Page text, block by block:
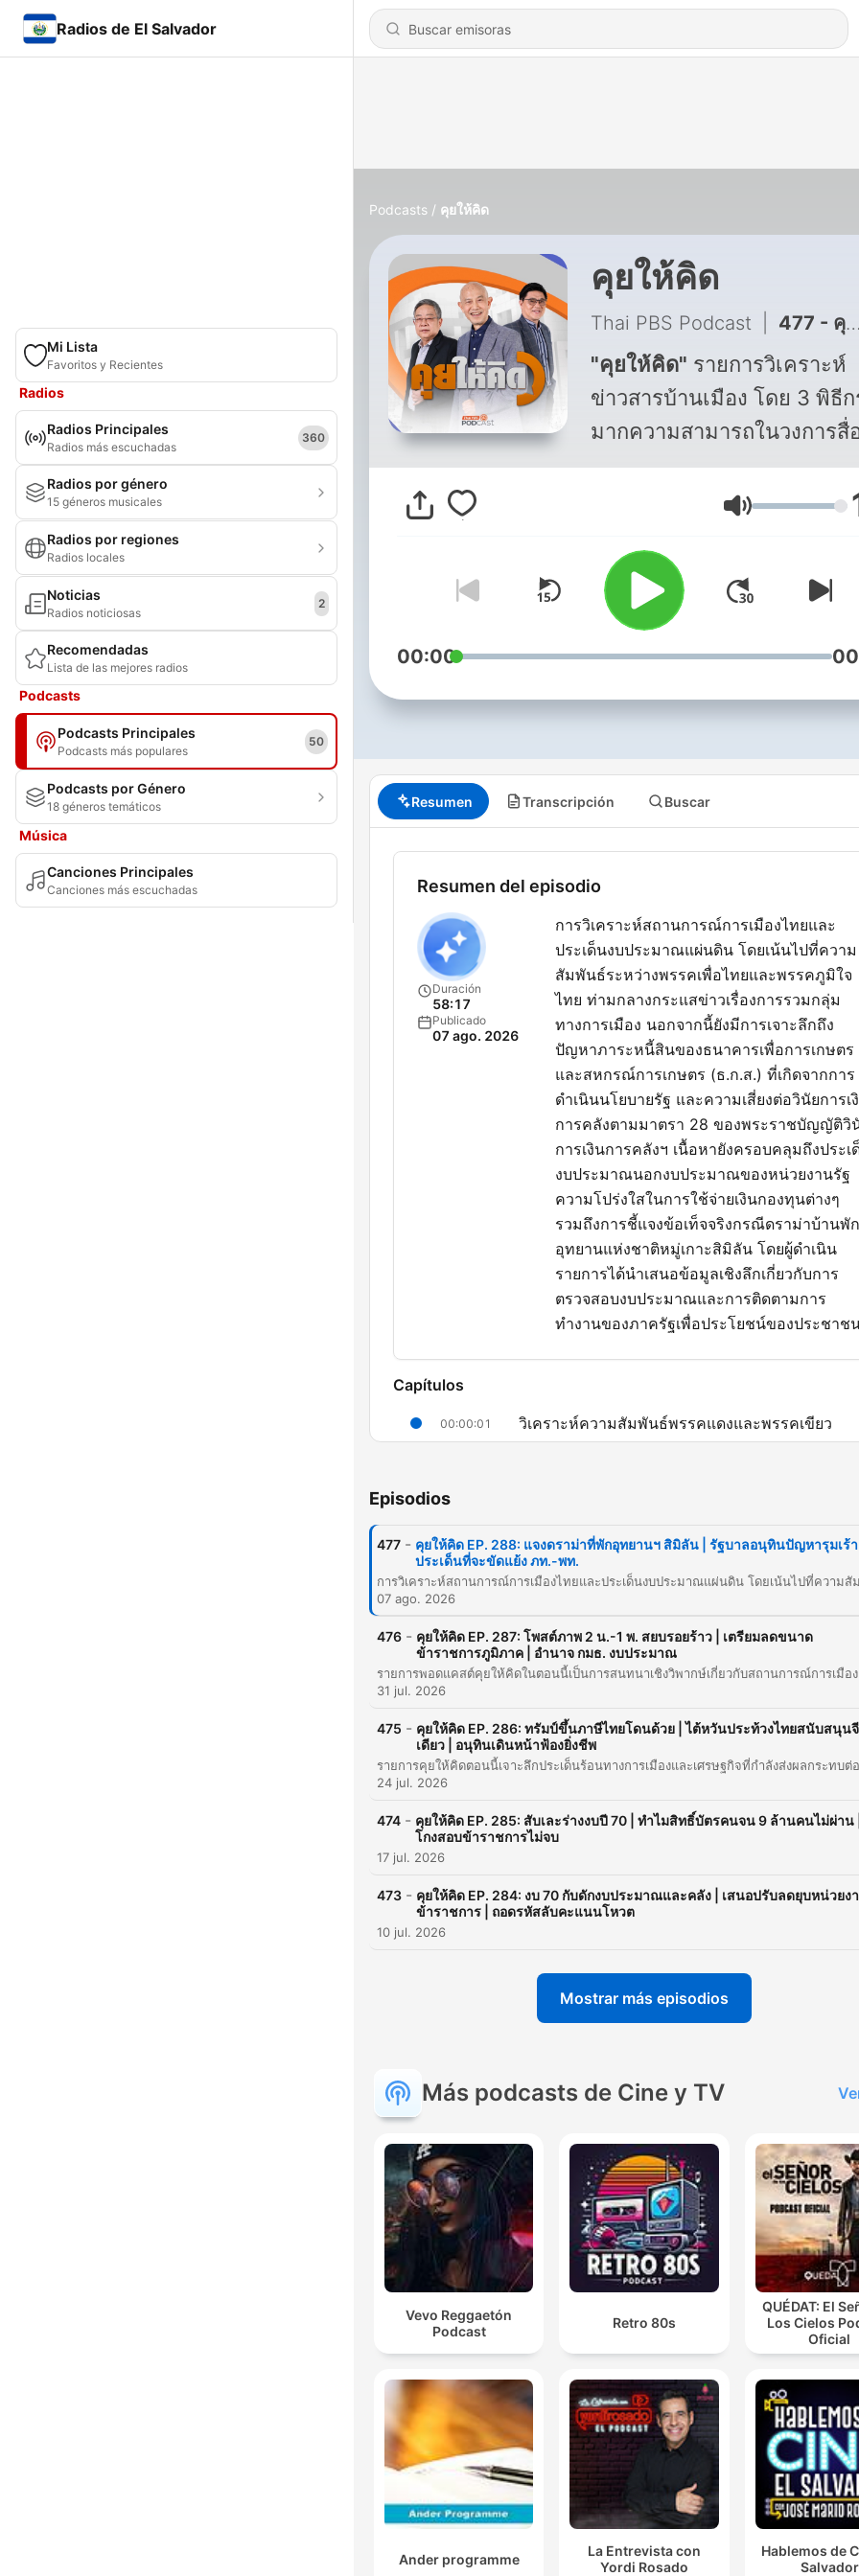
Radios de El Salvador
Mi Lista
Favoritos y Recientes
Radios
Radios Principales
Radios más escuchadas
360
Radios por género
15 géneros musicales
Radios por regiones
Radios locales
Noticias
Radios noticiosas
2
Recomendadas
Lista de las mejores radios
Podcasts
Podcasts Principales
Podcasts más populares
50
Podcasts por Género
18 géneros temáticos
Música
Canciones Principales
Canciones más escuchadas
Podcasts คุยให้คิด
คุยให้คิด
Thai PBS Podcast 477 - คุยให้คิด EP. 288: แจงดราม่าที่พักอุทยานฯ สิมิลัน | รัฐบาลอนุทินปัญหารุมเร้า | ประเด็นที่จะขัดแย้ง ภท.-พท.
"คุยให้คิด" รายการวิเคราะห์
ข่าวสารบ้านเมือง โดย 3 พิธีก
มากความสามารถในวงการสื่
สุทธิชัย หยุ่น, วีระ ธีรภัทร
วิสุทธิ์ คมวัชรพงศ์กับการ
ด้านและเข้มข้นทั้งเรื่องการเมื
เศรษฐกิจ, สังคมในและต่าง
ประเทศ และย่อยข้อมูลต่าง ๆ
เข้าใจง่าย
Volumen
00:00
Resumen Transcripción Buscar
Resumen del episodio
Duración
58:17
Publicado
07 ago. 2026
การวิเคราะห์สถานการณ์การเมืองไทยและ
ประเด็นงบประมาณแผ่นดิน โดยเน้นไปที่ความ
สัมพันธ์ระหว่างพรรคเพื่อไทยและพรรคภูมิใจ
ไทย ท่ามกลางกระแสข่าวเรื่องการรวมกลุ่ม
ทางการเมือง นอกจากนี้ยังมีการเจาะลึกถึง
ปัญหาภาระหนี้สินของธนาคารเพื่อการเกษตร
และสหกรณ์การเกษตร (ธ.ก.ส.) ที่เกิดจากการ
ดำเนินนโยบายรัฐ และความเสี่ยงต่อวินัยการเ
การคลังตามมาตรา 28 ของพระราชบัญญัติวิ
การเงินการคลังฯ เนื้อหายังครอบคลุมถึงประเ
งบประมาณนอกงบประมาณของหน่วยงานรัฐ
ความโปร่งใสในการใช้จ่ายเงินกองทุนต่างๆ
รวมถึงการชี้แจงข้อเท็จจริงกรณีดราม่าบ้านพัก
อุทยานแห่งชาติหมู่เกาะสิมิลัน โดยผู้ดำเนิน
รายการได้นำเสนอข้อมูลเชิงลึกเกี่ยวกับการ
ตรวจสอบงบประมาณและการติดตามการ
ทำงานของภาครัฐเพื่อประโยชน์ของประชาช
Capítulos
00:00:01 วิเคราะห์ความสัมพันธ์พรรคแดงและพรรคเขียว
00:16:19
การตรวจสอบงบประมาณนอกงบประมาณและกองทุ
ต่างๆ
อดีต สส.
00:26:34
ชี้แจงข้อเท็จจริงกรณีบ้านพักอุทยานแห่งชาติหมู่เกาะ
ลัน
00:47:03
อนาคตโครงการกระตุ้นเศรษฐกิจและมาตรการช่วย
เหลือประชาชน
Haz clic en un capítulo para ir directamente a ese momento
พรรคประชาชน เขาบอกแล้วว่าเขาไม่ร่วมกับรัฐบาลที่มีพรร
พรรคก้าธรรมก็แล้วกัน
00:04:50 · การพูดถึงจุดยืนของพรรคฝ่ายค้านต่อการจัดตั้งรัฐบาลผส
รายการที่ระวังต้องตั้งงบมารายจ่ายชดเชยให้ทั้งสำนักบริหาร
หนี้สาธารณะ สอบนอ และก็ ธ.ก.ส. เนี่ย 8 หมื่น ไปโทษ 8 แ
นะ
00:13:08 · การเตือนถึงความเสี่ยงจากการใช้เงินนอกงบประมาณที่
กระทบต่อวินัยการเงินการคลัง
99 ร้อยละ 99 ก็ประมาณ 1,000 กว่าล้าน 1,400 ล้านส่วนอี
1% เขาส่งเข้าคลัง
00:16:38 · การเปิดเผยที่มาของเงินกองทุนสนับสนุนงานพนักงาน
สอบสวนจากค่าปรับจราจร
ถ้าจะทำอย่างนั้นคือต้องไปกู้ ถ้าจะทำอย่างนั้นก็ต้องไปกู้
00:47:03 · การวิเคราะห์ความเป็นไปได้ของโครงการกระตุ้นเศรษ
ใหม่ๆ ที่อาจต้องใช้เงินจากการกู้ยืม
Episodios
477 - คุยให้คิด EP. 288: แจงดราม่าที่พักอุทยานฯ สิมิลัน | รัฐบาลอนุทินปัญหารุมเร้า |
ประเด็นที่จะขัดแย้ง ภท.-พท.
07 ago. 2026
476 - คุยให้คิด EP. 287: โพสต์ภาพ 2 น.-1 พ. สยบรอยร้าว | เตรียมลดขนาด
ข้าราชการภูมิภาค | อำนาจ กมธ. งบประมาณ
31 jul. 2026
475 - คุยให้คิด EP. 286: ทรัมป์ขึ้นภาษีไทยโดนด้วย | ไต้หวันประท้วงไทยสนับสนุน
เดียว | อนุทินเดินหน้าฟ้องยิ่งชีพ
24 jul. 2026
474 - คุยให้คิด EP. 285: สับเละร่างงบปี 70 | ทำไมสิทธิ์บัตรคนจน 9 ล้านคนไม่ผ่าน |
โกงสอบข้าราชการไม่จบ
17 jul. 2026
473 - คุยให้คิด EP. 284: งบ 70 กับดักงบประมาณและคลัง | เสนอปรับลดยุบหน่วยง
ข้าราชการ | ถอดรหัสลับคะแนนโหวต
10 jul. 2026
Mostrar más episodios
Más podcasts de Cine y TV
Vevo Reggaetón
Podcast
Retro 80s
QUÉDAT: El
Los Cielos
Oficial
Ander programme
La Entrevista con
Yordi Rosado
Hablemos de
Salvador